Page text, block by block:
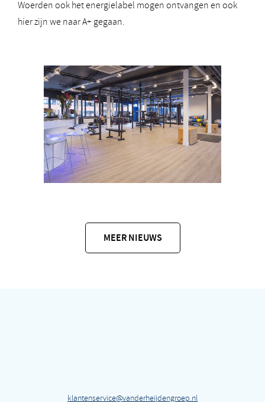
Woerden ook het energielabel mogen ontvangen en ook
hier zijn we naar A+ gegaan.
MEER NIEUWS
klantenservice@vanderheijdengroep.nl